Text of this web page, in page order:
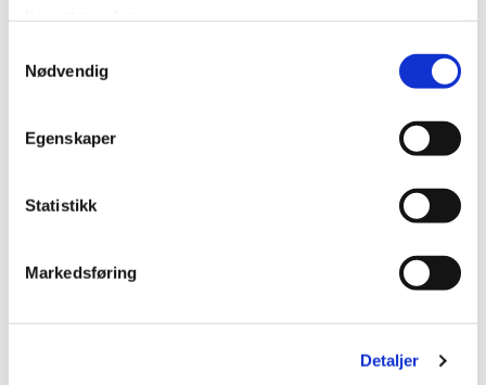
Nødvendig
Egenskaper
Statistikk
Markedsføring
Detaljer
Hel kylling Chili